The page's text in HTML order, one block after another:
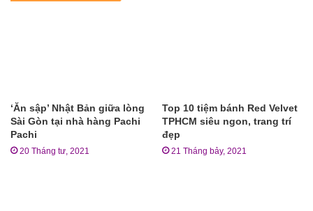
‘Ăn sập’ Nhật Bản giữa lòng
Sài Gòn tại nhà hàng Pachi
Pachi
20 Tháng tư, 2021
Top 10 tiệm bánh Red Velvet
TPHCM siêu ngon, trang trí
đẹp
21 Tháng bảy, 2021